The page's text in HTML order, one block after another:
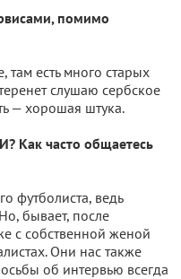
помимо
есть много старых
слушаю сербское
— хорошая штука.
Как часто общаетесь
футболиста, ведь
бывает, после
с собственной женой
Они нас также
об интервью всегда